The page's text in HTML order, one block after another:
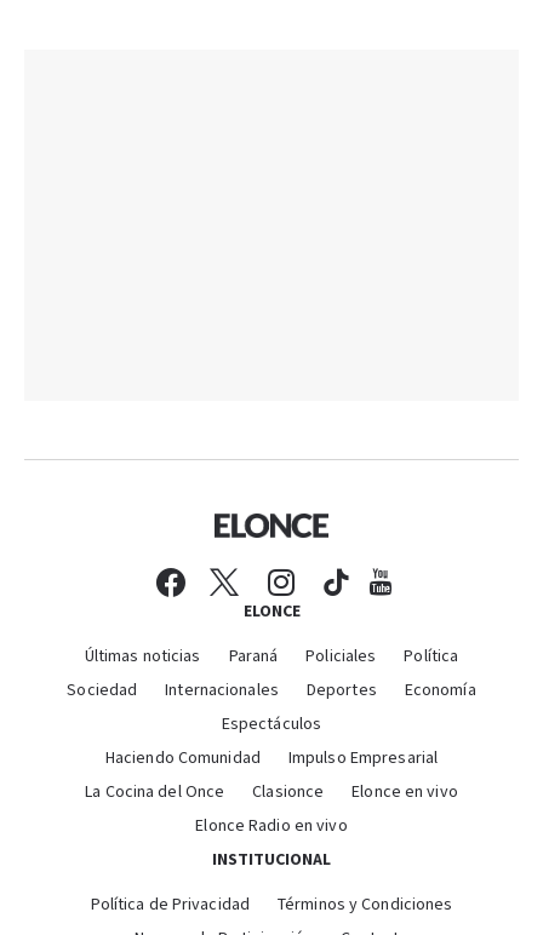
ELONCE
Últimas noticias Paraná Policiales
Política
Sociedad
Internacionales Deportes
Economía
Espectáculos
Haciendo Comunidad
Impulso Empresarial
La Cocina del Once
Clasionce
Elonce en vivo
Elonce Radio en vivo
INSTITUCIONAL
Política de Privacidad
Términos y Condiciones